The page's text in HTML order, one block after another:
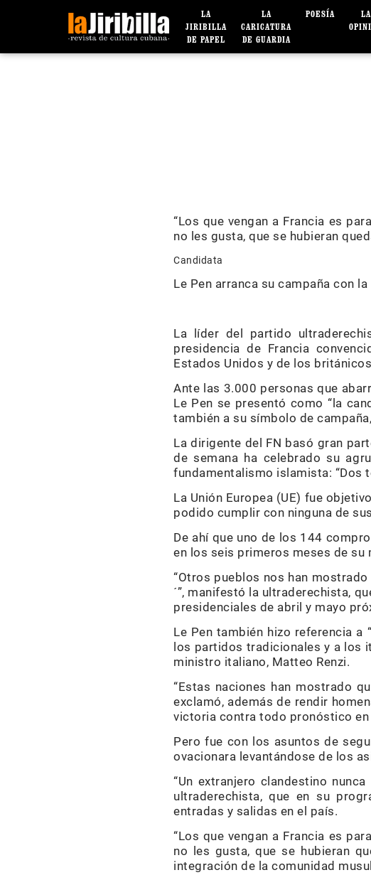
LA
JIRIBILLA
DE PAPEL
LA
CARICATURA
DE GUARDIA
POESÍA
LA
“Los que vengan a Francia es
no les gusta, que se hubieran
Candidata
Le Pen arranca su campaña con
La líder del partido
presidencia de Francia
Estados Unidos y de los
Ante las 3.000 personas que
Le Pen se presentó como “la
también a su símbolo de
La dirigente del FN basó gran
de semana ha celebrado su
fundamentalismo islamista: “Dos
La Unión Europea (UE) fue
podido cumplir con ninguna de
De ahí que uno de los 144
en los seis primeros meses de su
“Otros pueblos nos han
´”, manifestó la ultraderechista,
presidenciales de abril y mayo
Le Pen también hizo referencia
los partidos tradicionales y a los
ministro italiano, Matteo Renzi.
“Estas naciones han mostrado
exclamó, además de rendir
victoria contra todo pronóstico
Pero fue con los asuntos de
ovacionara levantándose de los
“Un extranjero clandestino
ultraderechista, que en su
entradas y salidas en el país.
“Los que vengan a Francia es
no les gusta, que se hubieran
integración de la comunidad